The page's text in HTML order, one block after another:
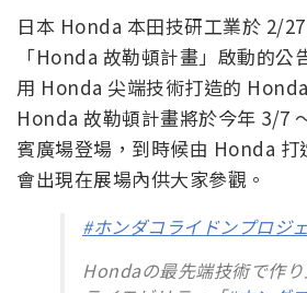
日本 Honda 本田技研工業於 2/
「Honda 故勒頓計畫」啟動的
用 Honda 尖端技術打造的
Honda 故勒頓計畫將於今年 3/7
賓廣場登場，到時候由 Honda 打
會出現在展場內供大家參觀。
#ホンダコライドンプロジ
Hondaの最先端技術で作